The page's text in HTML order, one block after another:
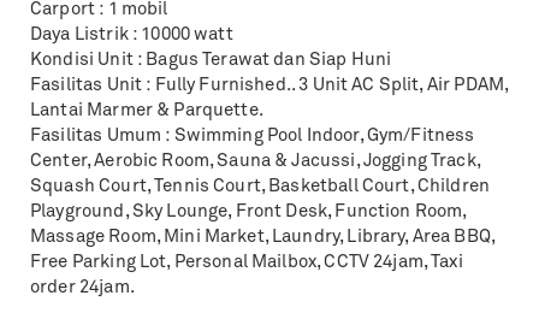
Carport : 1 mobil
Daya Listrik : 10000 watt
Kondisi Unit : Bagus Terawat dan Siap Huni
Fasilitas Unit : Fully Furnished.. 3 Unit AC Split, Air PDAM,
Lantai Marmer & Parquette.
Fasilitas Umum : Swimming Pool Indoor, Gym/Fitness
Center, Aerobic Room, Sauna & Jacussi, Jogging Track,
Squash Court, Tennis Court, Basketball Court, Children
Playground, Sky Lounge, Front Desk, Function Room,
Massage Room, Mini Market, Laundry, Library, Area BBQ,
Free Parking Lot, Personal Mailbox, CCTV 24jam, Taxi
order 24jam.